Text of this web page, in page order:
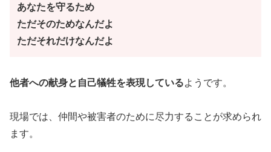
あなたを守るため
ただそのためなんだよ
ただそれだけなんだよ
他者への献身と自己犠牲を表現しているようです。
現場では、仲間や被害者のために尽力することが求められ
ます。